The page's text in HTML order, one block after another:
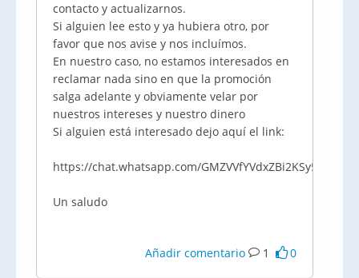
contacto y actualizarnos.
Si alguien lee esto y ya hubiera otro, por
favor que nos avise y nos incluímos.
En nuestro caso, no estamos interesados en
reclamar nada sino en que la promoción
salga adelante y obviamente velar por
nuestros intereses y nuestro dinero
Si alguien está interesado dejo aquí el link:
https://chat.whatsapp.com/GMZVVfYVdxZBi2KSy52Xb2
Un saludo
Añadir comentario 1 0